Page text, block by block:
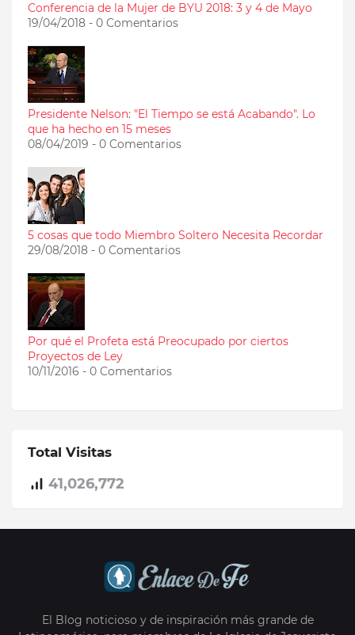
Conferencia de la Mujer de BYU 2018: 3 y 4 de Mayo
19/04/2018 - 0 Comentarios
Presidente Nelson: "El Tiempo se está Acabando". Lo
que ha hecho en 15 meses
08/04/2019 - 0 Comentarios
5 cosas que todo Miembro Soltero Necesita Recordar
29/08/2018 - 0 Comentarios
Por qué el Profeta está Preocupado por ciertos
Proyectos de Ley
10/11/2016 - 0 Comentarios
Total Visitas
41,026,772
El Blog noticioso y de inspiración más grande de